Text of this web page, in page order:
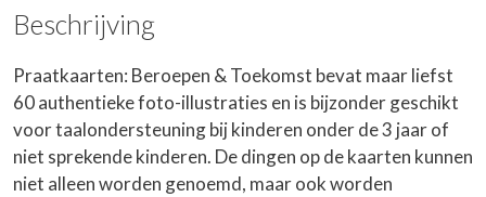
Beschrijving
Praatkaarten: Beroepen & Toekomst bevat maar liefst
60 authentieke foto-illustraties en is bijzonder geschikt
voor taalondersteuning bij kinderen onder de 3 jaar of
niet sprekende kinderen. De dingen op de kaarten kunnen
niet alleen worden genoemd, maar ook worden